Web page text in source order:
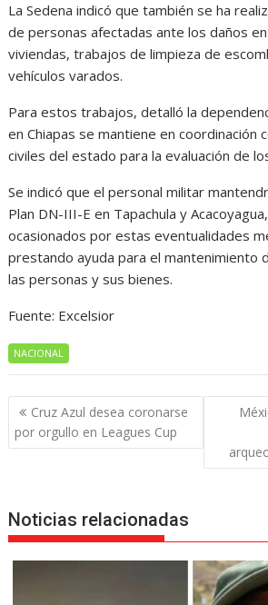
La Sedena indicó que también se ha
de personas afectadas ante los daños
viviendas, trabajos de limpieza de
vehículos varados.
Para estos trabajos, detalló la
en Chiapas se mantiene en coordinación
civiles del estado para la evaluación de
Se indicó que el personal militar
Plan DN-III-E en Tapachula y
ocasionados por estas eventualidades
prestando ayuda para el mantenimiento
las personas y sus bienes.
Fuente: Excelsior
NACIONAL
Navegación
de
entradas
Cruz Azul desea coronarse
por orgullo en Leagues Cup
Noticias relacionadas